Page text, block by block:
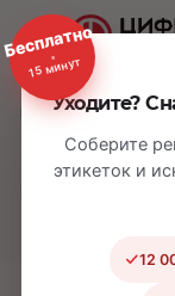
Главная — О
Как
Бесплатно
15 минут
Уходите?
Соберите
этикеток и
12